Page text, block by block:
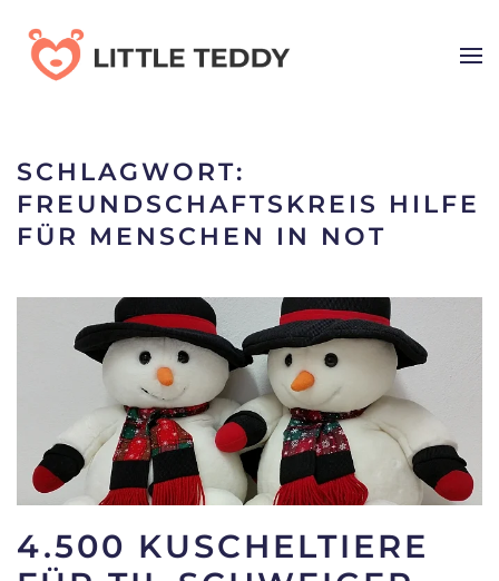
Skip
to
SCHLAGWORT:
FREUNDSCHAFTSKREIS HILFE
FÜR MENSCHEN IN NOT
4.500 KUSCHELTIERE